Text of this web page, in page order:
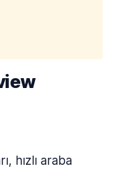
hızlı araba